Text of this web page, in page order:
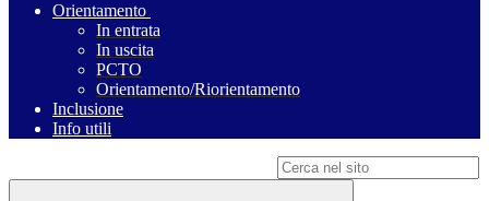
Orientamento
In entrata
In uscita
PCTO
Orientamento/Riorientamento
Inclusione
Info utili